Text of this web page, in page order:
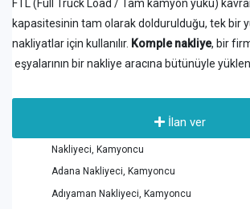
FTL (Full Truck Load / Tam kamyon yükü)
kapasitesinin tam olarak doldurulduğu, tek bir
nakliyatlar için kullanılır. Komple nakliye, bir
eşyalarının bir nakliye aracına bütünüyle
İlan ver
Nakliyeci, Kamyoncu
Adana Nakliyeci, Kamyoncu
Adıyaman Nakliyeci, Kamyoncu